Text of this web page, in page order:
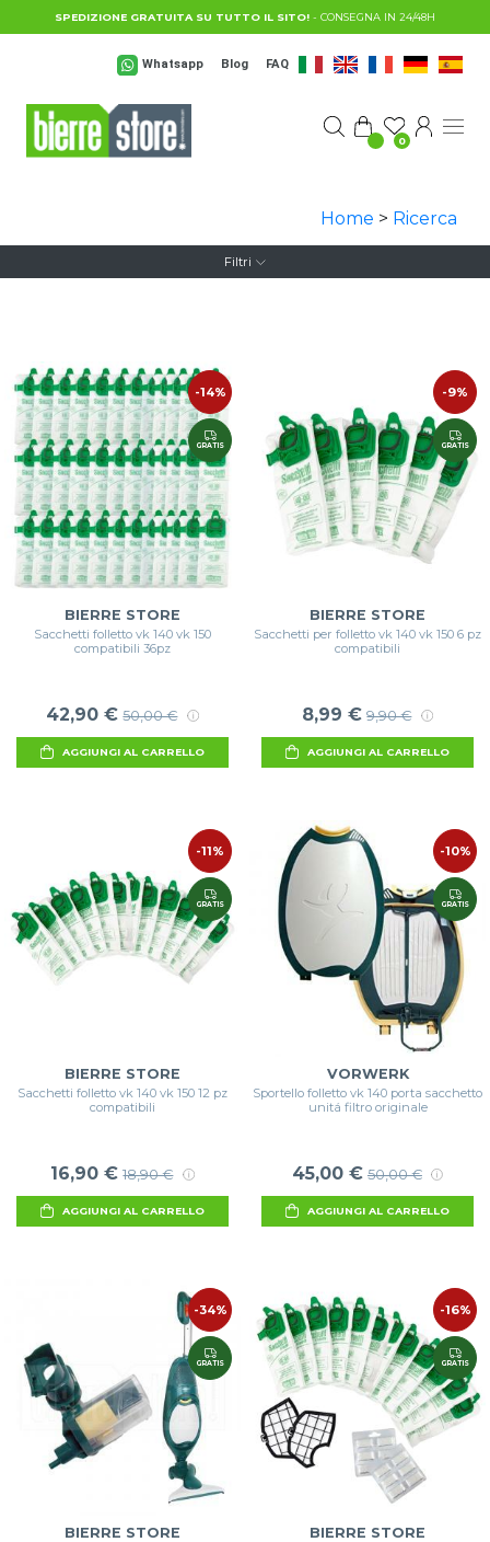
Salta al contenuto principale
SPEDIZIONE GRATUITA SU TUTTO IL SITO! - CONSEGNA IN 24/48H
Whatsapp Blog FAQ
0
Home > Ricerca
Filtri
-14%
GRATIS
BIERRE STORE
Sacchetti folletto vk 140 vk 150
compatibili 36pz
42,90 € 50,00 €
AGGIUNGI AL CARRELLO
-9%
GRATIS
BIERRE STORE
Sacchetti per folletto vk 140 vk 150 6 pz
compatibili
8,99 € 9,90 €
AGGIUNGI AL CARRELLO
-11%
GRATIS
BIERRE STORE
Sacchetti folletto vk 140 vk 150 12 pz
compatibili
16,90 € 18,90 €
AGGIUNGI AL CARRELLO
-10%
GRATIS
VORWERK
Sportello folletto vk 140 porta sacchetto
unitá filtro originale
45,00 € 50,00 €
AGGIUNGI AL CARRELLO
-34%
GRATIS
BIERRE STORE
-16%
GRATIS
BIERRE STORE